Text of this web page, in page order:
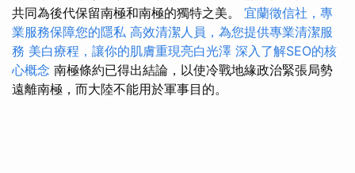
共同為後代保留南極和南極的獨特之美。 宜蘭徵信社，專
業服務保障您的隱私 高效清潔人員，為您提供專業清潔服
務 美白療程，讓你的肌膚重現亮白光澤 深入了解SEO的核
心概念 南極條約已得出結論，以使冷戰地緣政治緊張局勢
遠離南極，而大陸不能用於軍事目的。